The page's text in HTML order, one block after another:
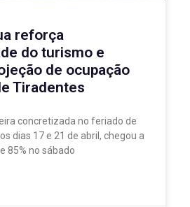
reforça
do turismo e
de ocupação
Tiradentes
concretizada no feriado de
dias 17 e 21 de abril, chegou a
85% no sábado